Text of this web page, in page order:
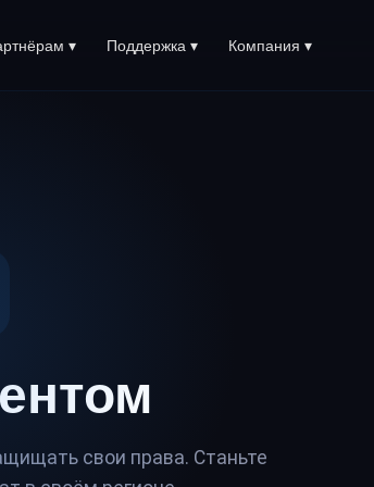
▾ Поддержка ▾ Компания ▾
свои права. Станьте